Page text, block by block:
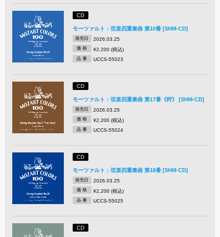
CD
モーツァルト：弦楽四重奏曲 第10番 [SHM-CD]
発売日 2026.03.25
価 格 ¥2,200 (税込)
品 番 UCCS-55023
CD
モーツァルト：弦楽四重奏曲 第17番《狩》 [SHM-CD]
発売日 2026.03.25
価 格 ¥2,200 (税込)
品 番 UCCS-55024
CD
モーツァルト：弦楽四重奏曲 第18番 [SHM-CD]
発売日 2026.03.25
価 格 ¥2,200 (税込)
品 番 UCCS-55025
CD